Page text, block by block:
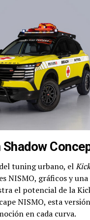
Shadow
tuning urbano, el
NISMO, gráficos y
el potencial de la
NISMO, esta
en cada curva.